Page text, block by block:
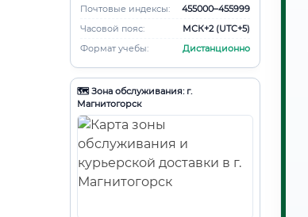
Почтовые индексы:
455000–455999
Часовой пояс:
МСК+2 (UTC+5)
Формат учебы:
Дистанционно
🗺️ Зона обслуживания: г.
Магнитогорск